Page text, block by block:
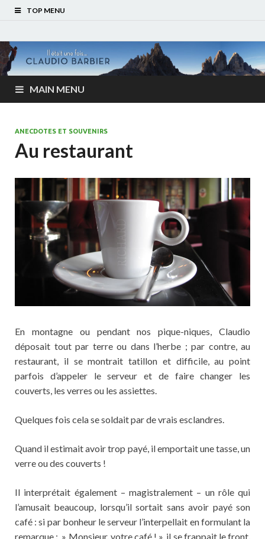
TOP MENU
MAIN MENU
ANECDOTES ET SOUVENIRS
Au restaurant
En montagne ou pendant nos pique-niques, Claudio
déposait tout par terre ou dans l’herbe ; par contre, au
restaurant, il se montrait tatillon et difficile, au point
parfois d’appeler le serveur et de faire changer les
couverts, les verres ou les assiettes.
Quelques fois cela se soldait par de vrais esclandres.
Quand il estimait avoir trop payé, il emportait une tasse, un
verre ou des couverts !
Il interprétait également – magistralement – un rôle qui
l’amusait beaucoup, lorsqu’il sortait sans avoir payé son
café : si par bonheur le serveur l’interpellait en formulant la
remarque : » Monsieur, votre café ! », il se frappait le front,